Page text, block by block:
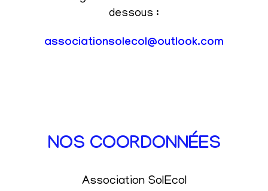
dessous :
associationsolecol@outlook.com
NOS COORDONNÉES
Association SolEcol